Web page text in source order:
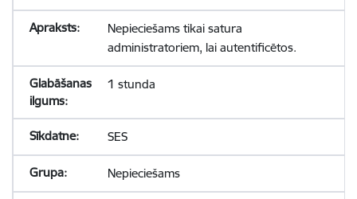
Nepieciešams tikai satura
administratoriem, lai autentificētos.
1 stunda
SES
Nepieciešams